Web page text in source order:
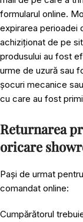
formularul online.
expirarea perioadei
achiziționat de pe
produsului au fost
urme de uzură sau
șocuri mecanice
cu care au fost
Returnarea
oricare
Pași de urmat
comandat online:
Cumpărătorul